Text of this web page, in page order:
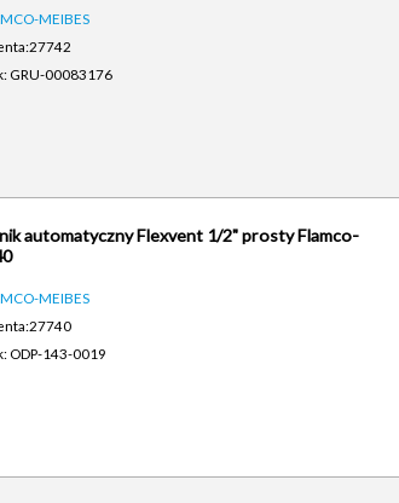
MEIBES
27742
GRU-00083176
automatyczny Flexvent 1/2" prosty Flamco-
MEIBES
27740
ODP-143-0019